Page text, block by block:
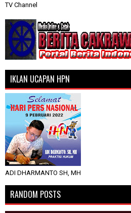
TV Channel
IKLAN UCAPAN HPN
ADI DHARMANTO SH, MH
RANDOM POSTS